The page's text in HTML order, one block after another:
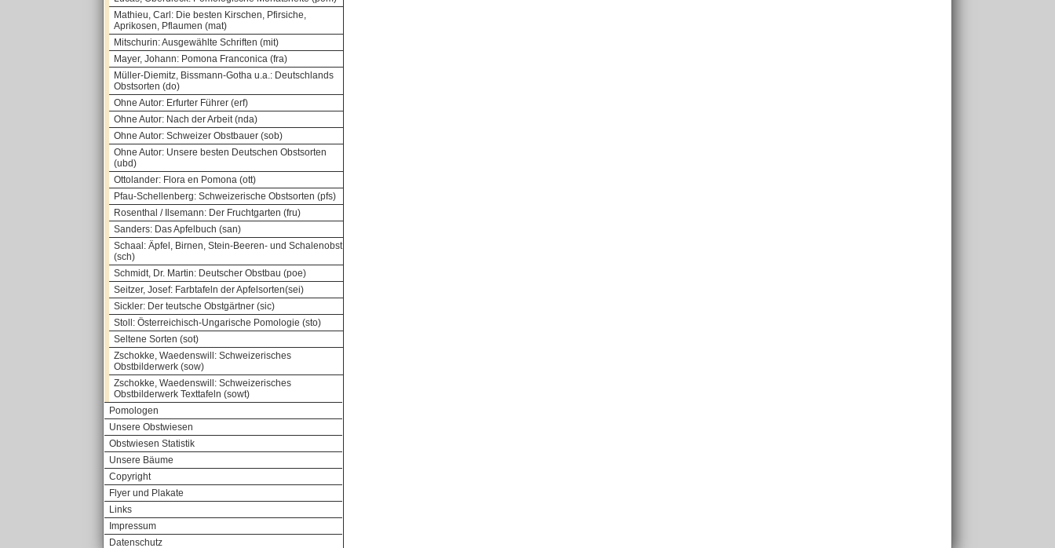
Mathieu, Carl: Die besten Kirschen, Pfirsiche,
Aprikosen, Pflaumen (mat)
Mitschurin: Ausgewählte Schriften (mit)
Mayer, Johann: Pomona Franconica (fra)
Müller-Diemitz, Bissmann-Gotha u.a.: Deutschlands
Obstsorten (do)
Ohne Autor: Erfurter Führer (erf)
Ohne Autor: Nach der Arbeit (nda)
Ohne Autor: Schweizer Obstbauer (sob)
Ohne Autor: Unsere besten Deutschen Obstsorten
(ubd)
Ottolander: Flora en Pomona (ott)
Pfau-Schellenberg: Schweizerische Obstsorten (pfs)
Rosenthal / Ilsemann: Der Fruchtgarten (fru)
Sanders: Das Apfelbuch (san)
Schaal: Äpfel, Birnen, Stein-Beeren- und Schalenobst
(sch)
Schmidt, Dr. Martin: Deutscher Obstbau (poe)
Seitzer, Josef: Farbtafeln der Apfelsorten(sei)
Sickler: Der teutsche Obstgärtner (sic)
Stoll: Österreichisch-Ungarische Pomologie (sto)
Seltene Sorten (sot)
Zschokke, Waedenswill: Schweizerisches
Obstbilderwerk (sow)
Zschokke, Waedenswill: Schweizerisches
Obstbilderwerk Texttafeln (sowt)
Pomologen
Unsere Obstwiesen
Obstwiesen Statistik
Unsere Bäume
Copyright
Flyer und Plakate
Links
Impressum
Datenschutz